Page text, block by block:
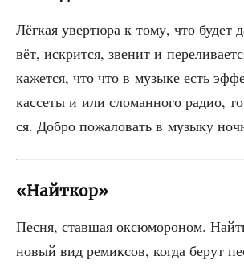
Лёг­кая увер­тю­ра к тому, что
вёт, искрит­ся, зве­нит и
кажет­ся, что что в музы­ке есть
кас­се­ты и или сло­ман­но­го радио,
ся. Доб­ро пожа­ло­вать в музы­ку
«Найткор»
Пес­ня, став­шая оксю­мо­ро­ном.
новый вид реми­к­сов, когда берут